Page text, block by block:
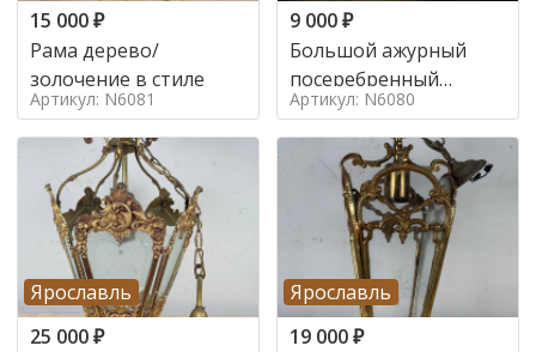
15 000₽
Рама дерево/
золочение в стиле
Артикул: N6081
9 000₽
Большой ажурный
посеребренный
поднос в стиле
Артикул: N6080
Ярославль
25 000₽
Ярославль
19 000₽